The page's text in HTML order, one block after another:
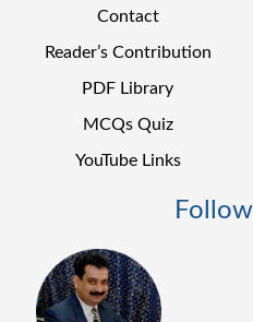
Contact
Reader’s Contribution
PDF Library
MCQs Quiz
YouTube Links